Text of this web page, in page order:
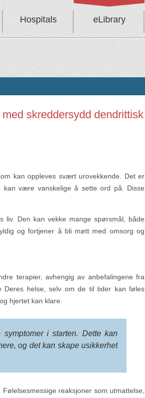
Hospitals eLibrary
skreddersydd dendrittisk
kan oppleves svært urovekkende. Det er
være vanskelige å sette ord på. Disse
liv. Den kan vekke mange spørsmål, både
og fortjener å bli møtt med omsorg og
terapier, avhengig av anbefalingene fra
Deres helse, selv om de til tider kan føles
hjertet kan klare.
i starten. Dette kan
og det kan skape usikkerhet
reaksjoner som utmattelse,